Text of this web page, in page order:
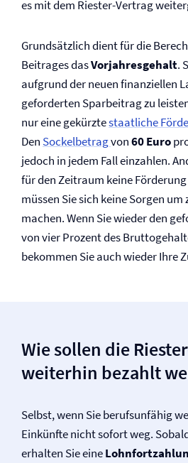
es mit dem Riester-Vertrag
Grundsätzlich dient für die
Beitrages dasVorjahresgehalt.
aufgrund der neuen finanziellen
geforderten Sparbeitrag zu
nur eine gekürztestaatliche
Den Sockelbetragvon60 Euro
jedoch in jedem Fall einzahlen.
für den Zeitraum keine
müssen Sie sich keine Sorgen
machen. Wenn Sie wieder den
von vier Prozent des
bekommen Sie auch wieder Ihre
Wie sollen die
weiterhin bezahlt
Selbst, wenn Sie berufsunfähig
Einkünfte nicht sofort weg.
erhalten Sie eine